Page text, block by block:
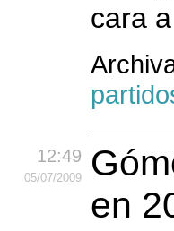
cara
12:49
05/07/2009
en